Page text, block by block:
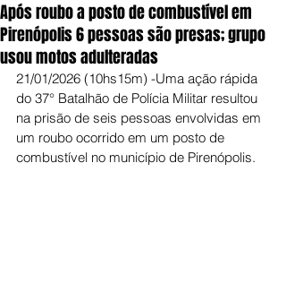
Após roubo a posto de combustível em
Pirenópolis 6 pessoas são presas; grupo
usou motos adulteradas
21/01/2026 (10hs15m) -Uma ação rápida
do 37° Batalhão de Polícia Militar resultou
na prisão de seis pessoas envolvidas em
um roubo ocorrido em um posto de
combustível no município de Pirenópolis.